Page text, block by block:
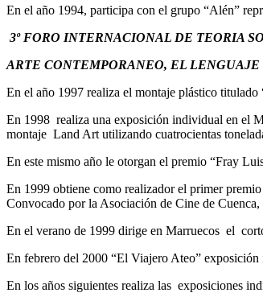
En el año 1994, participa con el grupo “Alén”
3º FORO INTERNACIONAL DE TEORIA
ARTE CONTEMPORANEO, EL LENGUAJE
En el año 1997 realiza el montaje plástico
En 1998 realiza una exposición individual en el
montaje Land Art utilizando cuatrocientas
En este mismo año le otorgan el premio “Fray
En 1999 obtiene como realizador el primer
Convocado por la Asociación de Cine de
En el verano de 1999 dirige en Marruecos el
En febrero del 2000 “El Viajero Ateo”
En los años siguientes realiza las exposiciones